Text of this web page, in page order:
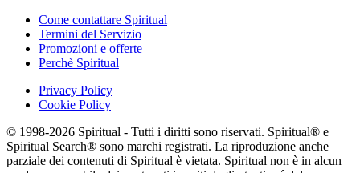
Come contattare Spiritual
Termini del Servizio
Promozioni e offerte
Perchè Spiritual
Privacy Policy
Cookie Policy
© 1998-2026 Spiritual - Tutti i diritti sono riservati. Spiritual® e
Spiritual Search® sono marchi registrati. La riproduzione anche
parziale dei contenuti di Spiritual è vietata. Spiritual non è in alcun